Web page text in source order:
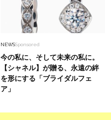
NEWSSponsored
今の私に、そして未来の私に。
【シャネル】が贈る、永遠の絆
を形にする「ブライダルフェ
ア」